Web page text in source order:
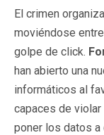
El crimen
moviéndose
golpe de click.
han abierto una
informáticos al
capaces de
poner los datos